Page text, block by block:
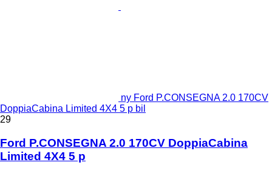
ny Ford P.CONSEGNA 2.0 170CV
DoppiaCabina Limited 4X4 5 p bil
29
Ford P.CONSEGNA 2.0 170CV DoppiaCabina
Limited 4X4 5 p